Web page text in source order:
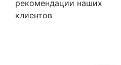
рекомендации наших
клиентов